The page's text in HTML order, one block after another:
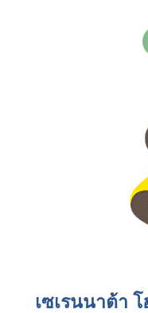
เซเรนนาต้า